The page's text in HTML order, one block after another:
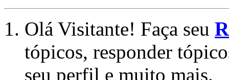
Olá Visitante! Faça seu
tópicos, responder
seu perfil e muito mais.